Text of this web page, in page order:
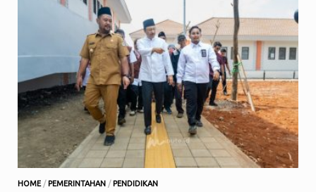
HOME / PEMERINTAHAN / PENDIDIKAN